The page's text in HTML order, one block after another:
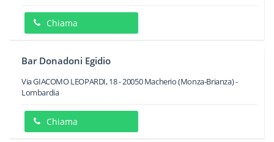
Chiama
Bar Donadoni Egidio
Via GIACOMO LEOPARDI, 18-20050 Macherio(Monza-Brianza) -
Lombardia
Chiama